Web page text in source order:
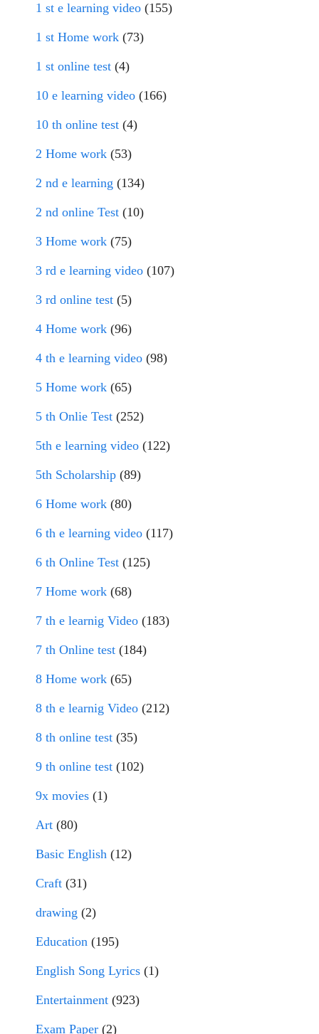
1 st e learning video (155)
1 st Home work (73)
1 st online test (4)
10 e learning video (166)
10 th online test (4)
2 Home work (53)
2 nd e learning (134)
2 nd online Test (10)
3 Home work (75)
3 rd e learning video (107)
3 rd online test (5)
4 Home work (96)
4 th e learning video (98)
5 Home work (65)
5 th Onlie Test (252)
5th e learning video (122)
5th Scholarship (89)
6 Home work (80)
6 th e learning video (117)
6 th Online Test (125)
7 Home work (68)
7 th e learnig Video (183)
7 th Online test (184)
8 Home work (65)
8 th e learnig Video (212)
8 th online test (35)
9 th online test (102)
9x movies (1)
Art (80)
Basic English (12)
Craft (31)
drawing (2)
Education (195)
English Song Lyrics (1)
Entertainment (923)
Exam Paper (2)